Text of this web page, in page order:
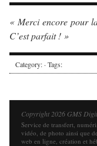
« Merci encore pour
C’est parfait ! »
Category: · Tags:
Copyright 2026 GMS
Service de transfert,
vidéo, de photo ainsi que
web en ligne, création et